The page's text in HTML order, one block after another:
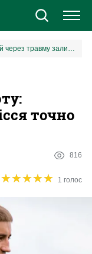
Крушинський через травму залишив збірну України: він пропустить матч з Албанією
точно
816
★★★★★
★★★★★ 1 голос